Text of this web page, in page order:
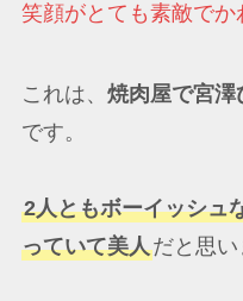
笑顔がとても素敵でか
これは、 焼肉屋で宮澤
です。
2人ともボーイッシュ
っていて美人だと思い